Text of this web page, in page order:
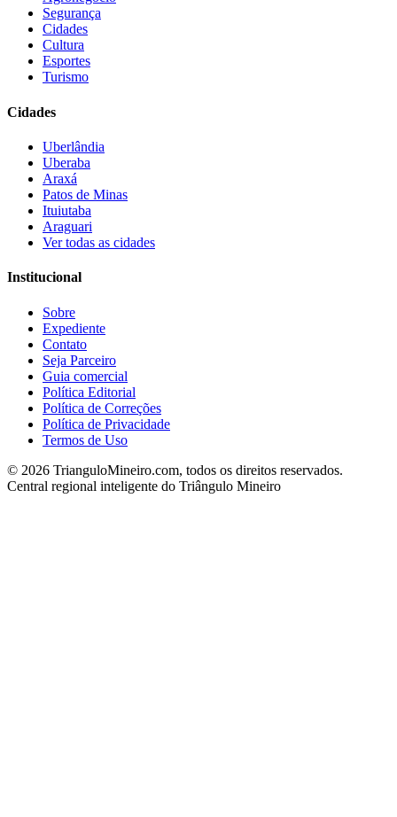
Segurança
Cidades
Cultura
Esportes
Turismo
Cidades
Uberlândia
Uberaba
Araxá
Patos de Minas
Ituiutaba
Araguari
Ver todas as cidades
Institucional
Sobre
Expediente
Contato
Seja Parceiro
Guia comercial
Política Editorial
Política de Correções
Política de Privacidade
Termos de Uso
© 2026 TrianguloMineiro.com, todos os direitos reservados.
Central regional inteligente do Triângulo Mineiro